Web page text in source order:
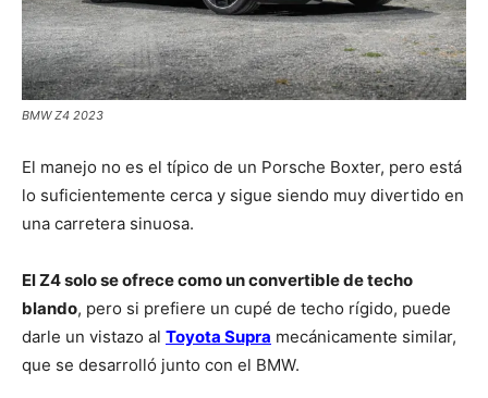
BMW Z4 2023
El manejo no es el típico de un Porsche Boxter, pero está
lo suficientemente cerca y sigue siendo muy divertido en
una carretera sinuosa.
El Z4 solo se ofrece como un convertible de techo
blando, pero si prefiere un cupé de techo rígido, puede
darle un vistazo al Toyota Supra mecánicamente similar,
que se desarrolló junto con el BMW.